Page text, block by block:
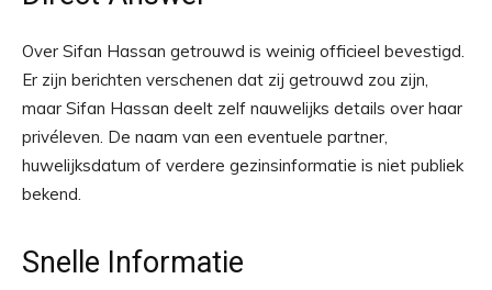
Over Sifan Hassan getrouwd is weinig officieel bevestigd.
Er zijn berichten verschenen dat zij getrouwd zou zijn,
maar Sifan Hassan deelt zelf nauwelijks details over haar
privéleven. De naam van een eventuele partner,
huwelijksdatum of verdere gezinsinformatie is niet publiek
bekend.
Snelle Informatie